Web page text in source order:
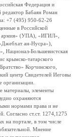
Федерация и
редактор Бабаян Роман
+7 (495) 950-62-26
в Российской
армия» (УПА), «ИГИЛ»,
ан-Нусра»),
Национал-Большевистская
татарского
Корчинского,
центр Свидетелей Иеговы
организации.
материалы, элементы
охраняются
нормами права и не
Согласно ст.ст. 1274,1275
на портале, в том числе
Мнение